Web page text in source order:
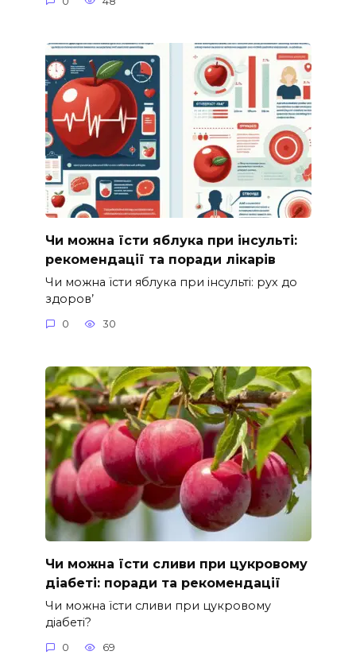
Чи можна їсти яблука при інсульті:
рекомендації та поради лікарів
Чи можна їсти яблука при інсульті: рух до
здоров’
0 30
Чи можна їсти сливи при цукровому
діабеті: поради та рекомендації
Чи можна їсти сливи при цукровому
діабеті?
0 69